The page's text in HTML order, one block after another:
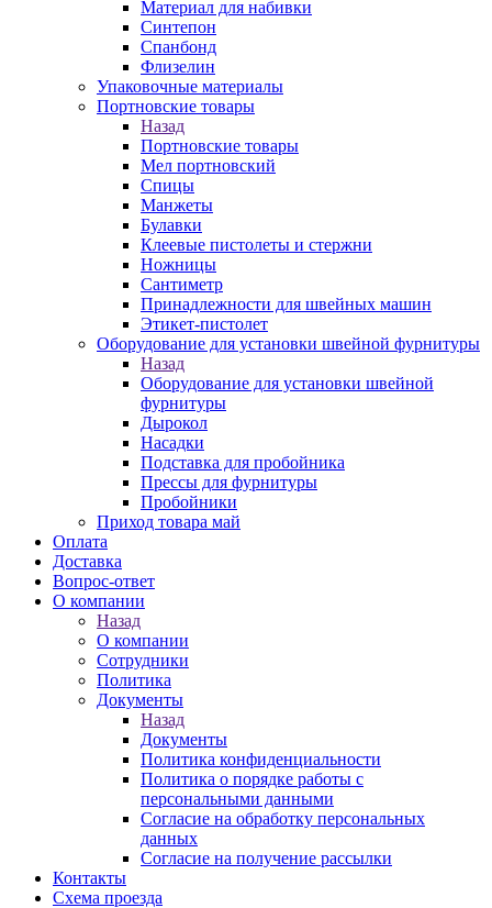
Материал для набивки
Синтепон
Спанбонд
Флизелин
Упаковочные материалы
Портновские товары
Назад
Портновские товары
Мел портновский
Спицы
Манжеты
Булавки
Клеевые пистолеты и стержни
Ножницы
Сантиметр
Принадлежности для швейных машин
Этикет-пистолет
Оборудование для установки швейной фурнитуры
Назад
Оборудование для установки швейной
фурнитуры
Дырокол
Насадки
Подставка для пробойника
Прессы для фурнитуры
Пробойники
Приход товара май
Оплата
Доставка
Вопрос-ответ
О компании
Назад
О компании
Сотрудники
Политика
Документы
Назад
Документы
Политика конфиденциальности
Политика о порядке работы с
персональными данными
Согласие на обработку персональных
данных
Согласие на получение рассылки
Контакты
Схема проезда